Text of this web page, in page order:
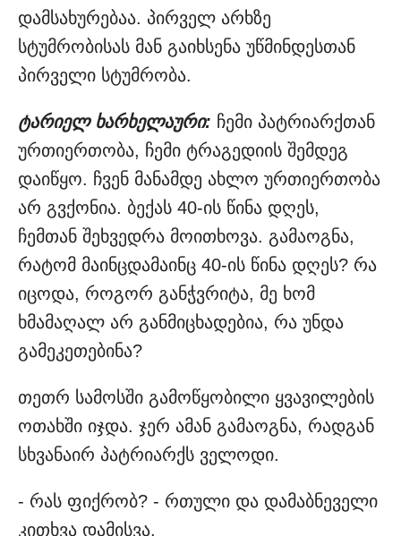
დამსახურებაა. პირველ არხზე
სტუმრობისას მან გაიხსენა უწმინდესთან
პირველი სტუმრობა.
ტარიელ ხარხელაური: ჩემი პატრიარქთან
ურთიერთობა, ჩემი ტრაგედიის შემდეგ
დაიწყო. ჩვენ მანამდე ახლო ურთიერთობა
არ გვქონია. ბექას 40-ის წინა დღეს,
ჩემთან შეხვედრა მოითხოვა. გამაოგნა,
რატომ მაინცდამაინც 40-ის წინა დღეს? რა
იცოდა, როგორ განჭვრიტა, მე ხომ
ხმამაღალ არ განმიცხადებია, რა უნდა
გამეკეთებინა?
თეთრ სამოსში გამოწყობილი ყვავილების
ოთახში იჯდა. ჯერ ამან გამაოგნა, რადგან
სხვანაირ პატრიარქს ველოდი.
- რას ფიქრობ? - რთული და დამაბნეველი
კითხვა დამისვა.